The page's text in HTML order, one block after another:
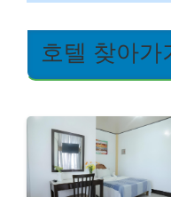
호텔 찾아가